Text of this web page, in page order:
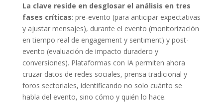
La clave reside en desglosar el análisis en tres
fases críticas: pre-evento (para anticipar expectativas
y ajustar mensajes), durante el evento (monitorización
en tiempo real de engagement y sentiment) y post-
evento (evaluación de impacto duradero y
conversiones). Plataformas con IA permiten ahora
cruzar datos de redes sociales, prensa tradicional y
foros sectoriales, identificando no solo cuánto se
habla del evento, sino cómo y quién lo hace.